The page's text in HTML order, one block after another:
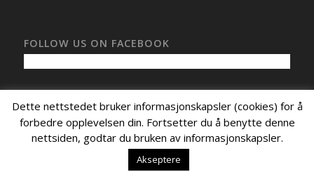
FOLLOW US ON FACEBOOK
© Copyright - Morsa Aquavit 1833,Nettside levert av CoreTrek AS.
HER KJØPER DU MORSA
Dette nettstedet bruker informasjonskapsler (cookies) for å
forbedre opplevelsen din. Fortsetter du å benytte denne
nettsiden, godtar du bruken av informasjonskapsler.
Akseptere